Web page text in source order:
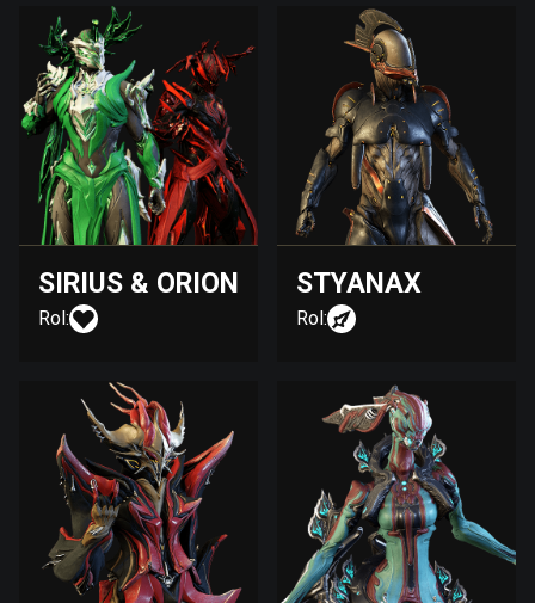
SIRIUS & ORION
Rol:
STYANAX
Rol: